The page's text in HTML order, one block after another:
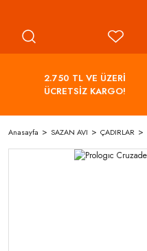
2.750 TL VE ÜZERİ
ÜCRETSİZ KARGO!
Anasayfa SAZAN AVI ÇADIRLAR